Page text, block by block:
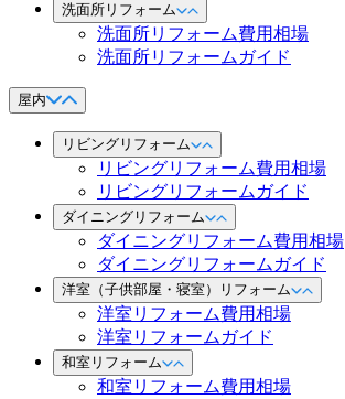
洗面所リフォーム
洗面所リフォーム費用相場
洗面所リフォームガイド
屋内
リビングリフォーム
リビングリフォーム費用相場
リビングリフォームガイド
ダイニングリフォーム
ダイニングリフォーム費用相場
ダイニングリフォームガイド
洋室（子供部屋・寝室）リフォーム
洋室リフォーム費用相場
洋室リフォームガイド
和室リフォーム
和室リフォーム費用相場